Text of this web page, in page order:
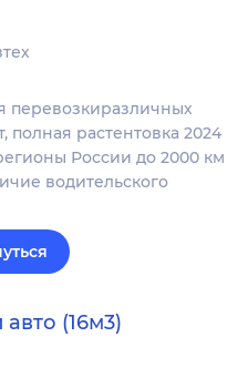
перевозкиразличных
полная растентовка 2024
России до 2000 км
водительского
(16м3)